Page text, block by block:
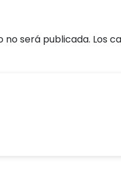
no será publicada. Los